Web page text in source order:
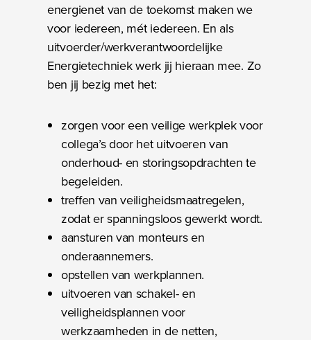
energienet van de toekomst maken we
voor iedereen, mét iedereen. En als
uitvoerder/werkverantwoordelijke
Energietechniek werk jij hieraan mee. Zo
ben jij bezig met het:
zorgen voor een veilige werkplek voor
collega’s door het uitvoeren van
onderhoud- en storingsopdrachten te
begeleiden.
treffen van veiligheidsmaatregelen,
zodat er spanningsloos gewerkt wordt.
aansturen van monteurs en
onderaannemers.
opstellen van werkplannen.
uitvoeren van schakel- en
veiligheidsplannen voor
werkzaamheden in de netten,